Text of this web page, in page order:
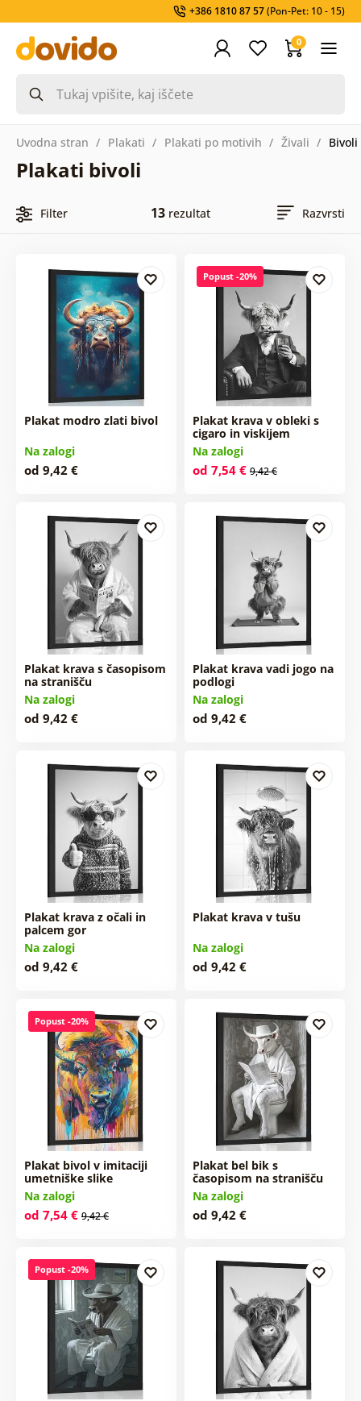
+386 1810 87 57(Pon-Pet: 10 - 15)
0
Uvodna stran Plakati Plakati po motivih Živali Bivoli
Plakati bivoli
Filter 13 rezultat Razvrsti
Plakat modro zlati bivol
Na zalogi
od 9,42 €
Popust -20%
Plakat krava v obleki s
cigaro in viskijem
Na zalogi
od 7,54 € 9,42 €
Plakat krava s časopisom
na stranišču
Na zalogi
od 9,42 €
Plakat krava vadi jogo na
podlogi
Na zalogi
od 9,42 €
Plakat krava z očali in
palcem gor
Na zalogi
od 9,42 €
Plakat krava v tušu
Na zalogi
od 9,42 €
Popust -20%
Plakat bivol v imitaciji
umetniške slike
Na zalogi
od 7,54 € 9,42 €
Plakat bel bik s
časopisom na stranišču
Na zalogi
od 9,42 €
Popust -20%